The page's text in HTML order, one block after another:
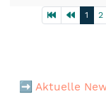
1 2
➡️ Aktuelle